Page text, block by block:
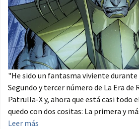
"He sido un fantasma viviente
Segundo y tercer número de La Era de
Patrulla-X y, ahora que está casi todo
quedo con dos cositas: La primera y
Leer más